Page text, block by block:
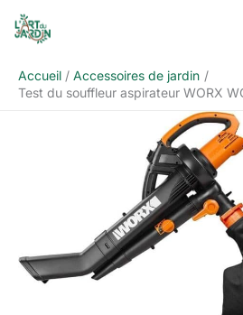
Aller
Accueil
Accessoires de jardin
Test du souffleur aspirateur WORX
Rechercher